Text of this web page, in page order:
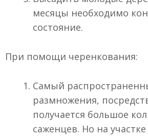
месяцы необходимо
состояние.
При помощи черенкования:
Самый
размножения,
получается большое
саженцев. Но на